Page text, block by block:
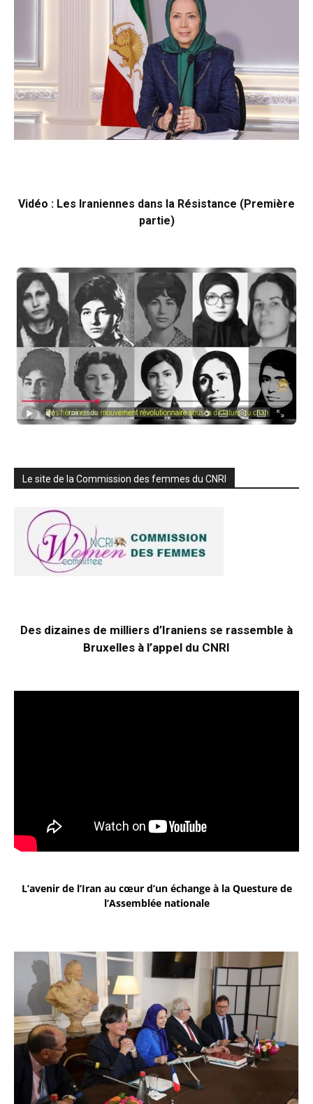
Vidéo : Les Iraniennes dans la Résistance (Première
partie)
Le site de la Commission des femmes du CNRI
Des dizaines de milliers d’Iraniens se rassemble à
Bruxelles à l’appel du CNRI
L’avenir de l’Iran au cœur d’un échange à la Questure de
l’Assemblée nationale